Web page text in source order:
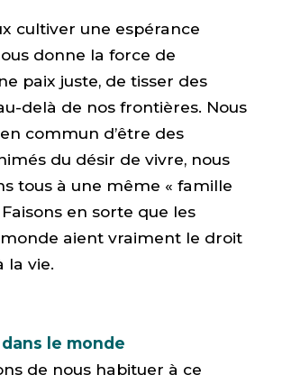
cultiver une espérance
donne la force de
paix juste, de tisser des
delà de nos frontières. Nous
commun d’être des
du désir de vivre, nous
tous à une même « famille
en sorte que les
aient vraiment le droit
la vie.
le monde
de nous habituer à ce